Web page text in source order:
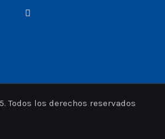
Todos los derechos reservados